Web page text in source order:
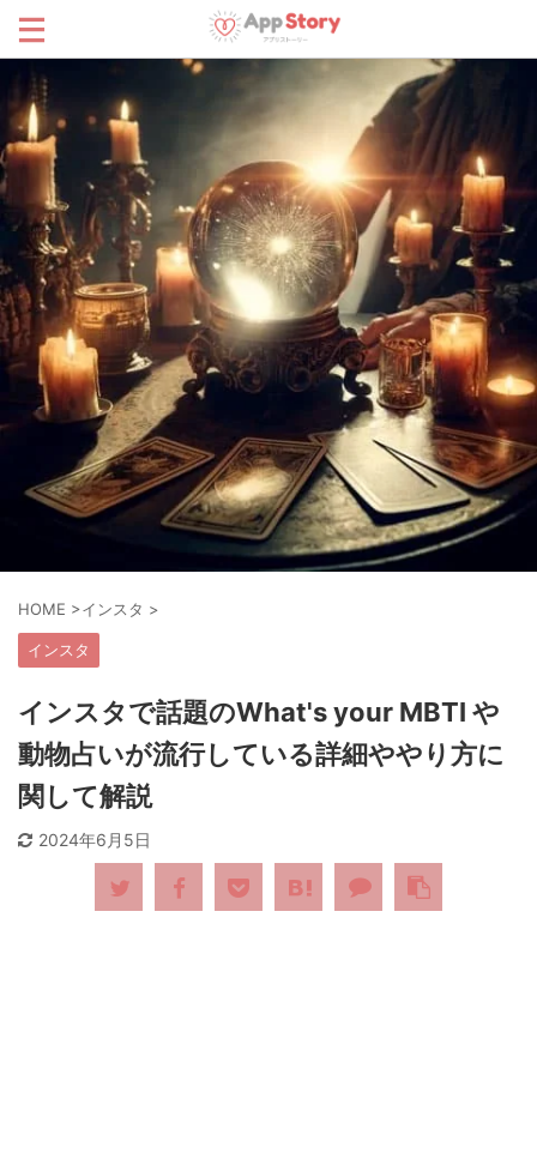
HOME >インスタ >
インスタ
インスタで話題のWhat's your MBTI や
動物占いが流行している詳細ややり方に
関して解説
2024年6月5日